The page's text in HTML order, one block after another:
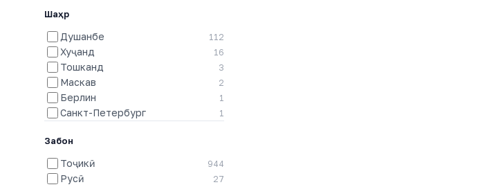
Шаҳр
Душанбе 112
Хуҷанд 16
Тошканд 3
Маскав 2
Берлин 1
Санкт-Петербург 1
Забон
Тоҷикӣ 944
Русӣ 27